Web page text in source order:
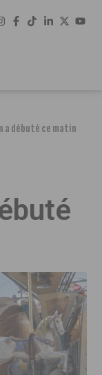
a débuté ce matin